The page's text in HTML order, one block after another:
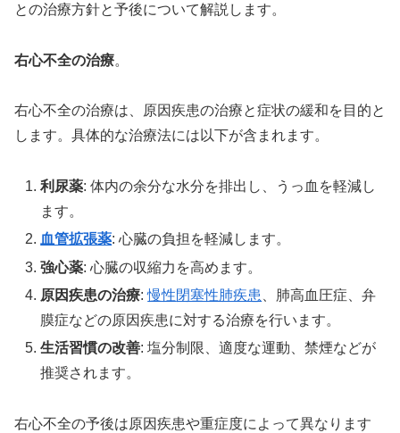
との治療方針と予後について解説します。
右心不全の治療。
右心不全の治療は、原因疾患の治療と症状の緩和を目的と
します。具体的な治療法には以下が含まれます。
利尿薬: 体内の余分な水分を排出し、うっ血を軽減し
ます。
血管拡張薬: 心臓の負担を軽減します。
強心薬: 心臓の収縮力を高めます。
原因疾患の治療:慢性閉塞性肺疾患
、肺高血圧症、弁
膜症などの原因疾患に対する治療を行います。
生活習慣の改善: 塩分制限、適度な運動、禁煙などが
推奨されます。
右心不全の予後は原因疾患や重症度によって異なります